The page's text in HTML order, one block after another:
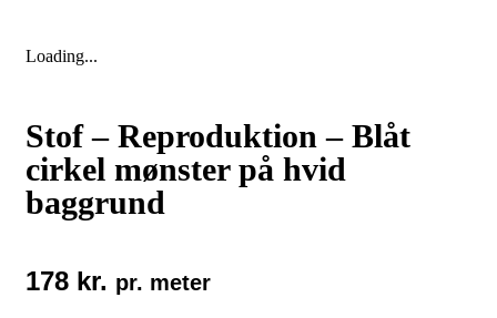
Loading...
Stof – Reproduktion – Blåt
cirkel mønster på hvid
baggrund
178 kr. pr. meter